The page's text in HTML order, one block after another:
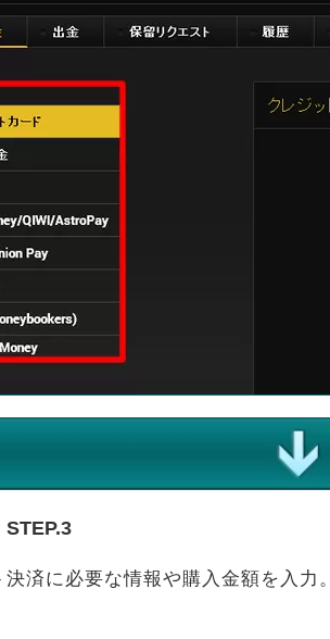
STEP.3
決済に必要な情報や購入金額を入力